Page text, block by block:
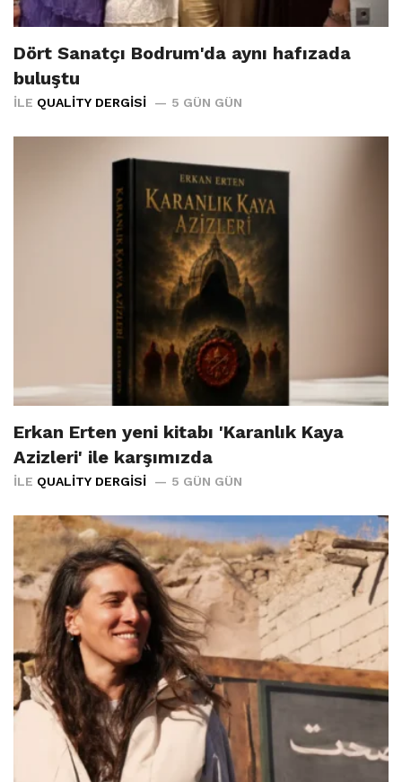
Dört Sanatçı Bodrum'da aynı hafızada
buluştu
İLE QUALITY DERGISI 5 GÜN GÜN
Erkan Erten yeni kitabı 'Karanlık Kaya
Azizleri' ile karşımızda
İLE QUALITY DERGISI 5 GÜN GÜN